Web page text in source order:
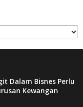
Dalam Bisnes Perlu
Kewangan